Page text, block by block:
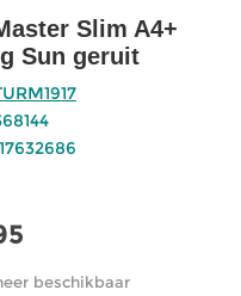
Slim A4+
Sun geruit